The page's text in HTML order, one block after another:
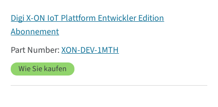
Digi X-ON IoT Plattform Entwickler Edition
Abonnement
XON-DEV-1MTH
Wie Sie kaufen